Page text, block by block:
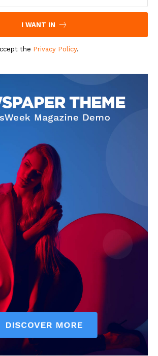
Jagruk Janta
Hindi Akhbaar
I WANT IN
the Privacy Policy.